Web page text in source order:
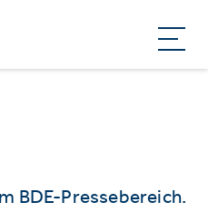
BDE-Pressebereich.